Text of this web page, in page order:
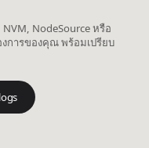
NodeSource หรือ
การของคุณ พร้อมเปรียบ